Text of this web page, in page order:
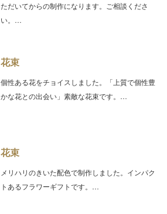
ただいてからの制作になります。ご相談くださ
い。…
花束
個性ある花をチョイスしました。「上質で個性豊
かな花との出会い」素敵な花束です。…
花束
メリハリのきいた配色で制作しました。インパク
トあるフラワーギフトです。…